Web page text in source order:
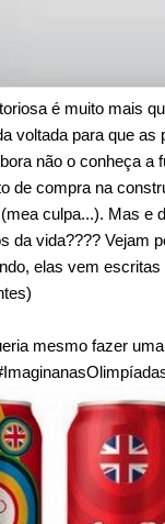
é muito mais
voltada para que
não o conheça a
de compra na
culpa...). Mas e
da vida???? Vejam
elas vem
mesmo fazer